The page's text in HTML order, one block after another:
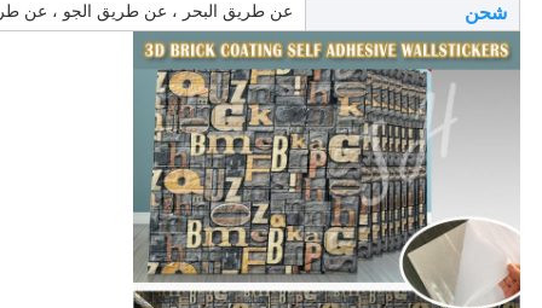
شحن عن طريق البحر ، عن طريق الجو ، عن